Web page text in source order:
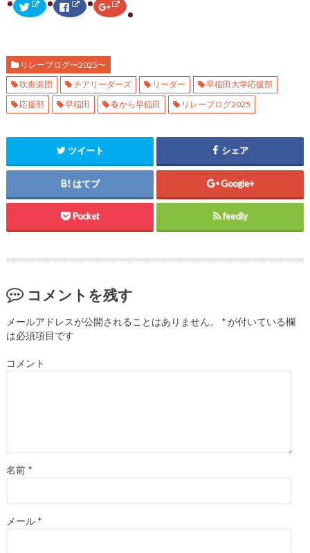
ク
ッ
T
w
i
t
t
e
r
で
(
い
ウ
ド
ウ
き
F
c
o
k
で
共
有
す
る
に
リ
ッ
ク
し
て
く
だ
さ
い
(
新
し
ン
開
き
す
)
ク
ッ
G
g
l
e
+
で
(
い
ウ
ド
ウ
き
リレーブログ〜2025〜
吹奏楽団
チアリーダーズ リーダー
早稲田大学応援部
応援部
早稲田 春から早稲田 リレーブログ2025
ツイート シェア
はてブ Google+
Pocket feedly
コメントを残す
メールアドレスが公開されることはありません。 *が付いている欄
は必須項目です
コメント
名前 *
メール *